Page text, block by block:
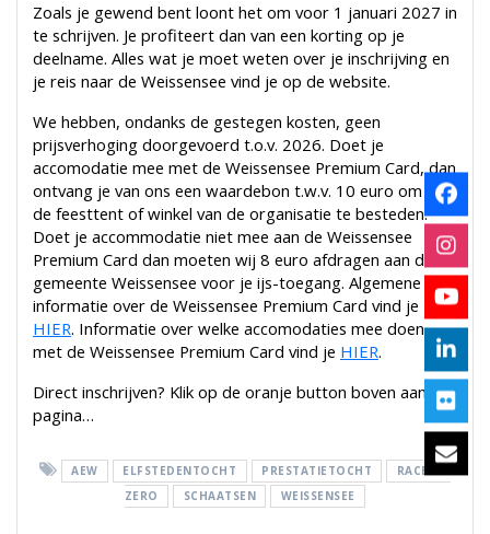
Zoals je gewend bent loont het om voor 1 januari 2027 in
te schrijven. Je profiteert dan van een korting op je
deelname. Alles wat je moet weten over je inschrijving en
je reis naar de Weissensee vind je op de website.
We hebben, ondanks de gestegen kosten, geen
prijsverhoging doorgevoerd t.o.v. 2026. Doet je
accomodatie mee met de Weissensee Premium Card, dan
ontvang je van ons een waardebon t.w.v. 10 euro om in
de feesttent of winkel van de organisatie te besteden.
Doet je accommodatie niet mee aan de Weissensee
Premium Card dan moeten wij 8 euro afdragen aan de
gemeente Weissensee voor je ijs-toegang. Algemene
informatie over de Weissensee Premium Card vind je
HIER. Informatie over welke accomodaties mee doen
met de Weissensee Premium Card vind je HIER.
Direct inschrijven? Klik op de oranje button boven aan de
pagina…
AEW ELFSTEDENTOCHT PRESTATIETOCHT
RACE TO
ZERO
SCHAATSEN WEISSENSEE